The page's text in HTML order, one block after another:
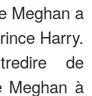
Meghan a
Harry.
de
Meghan à